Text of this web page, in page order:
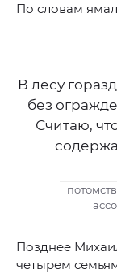
По словам
В лесу
без
Считаю,
Позднее
четырем